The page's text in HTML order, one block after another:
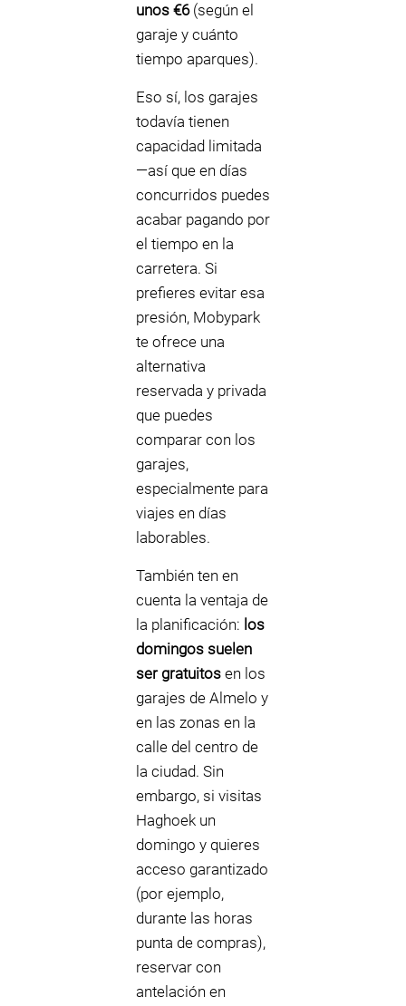
unos €6(según el
garaje y cuánto
tiempo aparques).
Eso sí, los garajes
todavía tienen
capacidad limitada
—así que en días
concurridos puedes
acabar pagando por
el tiempo en la
carretera. Si
prefieres evitar esa
presión, Mobypark
te ofrece una
alternativa
reservada y privada
que puedes
comparar con los
garajes,
especialmente para
viajes en días
laborables.
También ten en
cuenta la ventaja de
la planificación: los
domingos suelen
ser gratuitos en los
garajes de Almelo y
en las zonas en la
calle del centro de
la ciudad. Sin
embargo, si visitas
Haghoek un
domingo y quieres
acceso garantizado
(por ejemplo,
durante las horas
punta de compras),
reservar con
antelación en